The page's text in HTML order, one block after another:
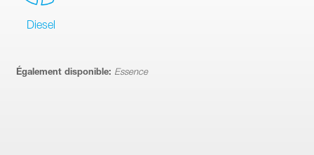
Diesel
Également disponible: Essence